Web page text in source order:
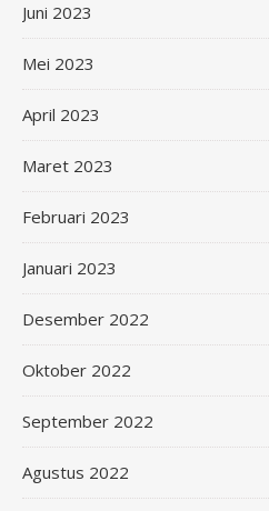
Juni 2023
Mei 2023
April 2023
Maret 2023
Februari 2023
Januari 2023
Desember 2022
Oktober 2022
September 2022
Agustus 2022